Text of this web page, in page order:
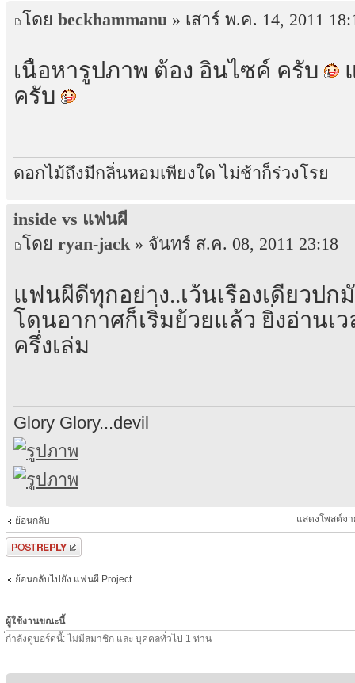
โดย beckhammanu » เสาร์ พ.ค. 14, 2011
เนื้อหารูปภาพ ต้อง อินไซค์ ครับ
ครับ
ดอกไม้ถึงมีกลิ่นหอมเพียงใด ไม่ช้าก็ร่วงโรย
inside vs แฟนผี
โดย ryan-jack» จันทร์ ส.ค. 08, 2011 23:18
แฟนผีดีทุกอย่าง..เว้นเรื่องเดียวป
โดนอากาศก็เริ่มย้วยแล้ว ยิ่งอ่าน
ครึ่งเล่ม
Glory Glory...devil
ย้อนกลับ แสดงโพสต์จ
ตอบกระทู้
ย้อนกลับไปยัง แฟนผี Project
ผู้ใช้งานขณะนี้
่กำลังดูบอร์ดนี้: ไม่มีสมาชิก และ บุคคลทั่วไป 1 ท่าน